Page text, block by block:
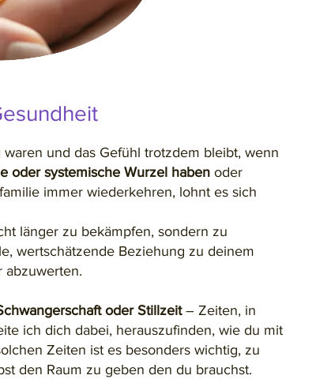
und das Gefühl trotzdem bleibt, wenn
oder systemische Wurzel haben oder
immer wiederkehren, lohnt es sich
länger zu bekämpfen, sondern zu
wertschätzende Beziehung zu deinem
abzuwerten.
oder Stillzeit– Zeiten, in
ich dich dabei, herauszufinden, wie du mit
Zeiten ist es besonders wichtig, zu
den Raum zu geben den du brauchst.